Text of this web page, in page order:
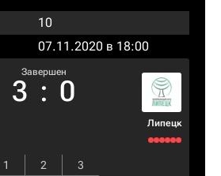
10
07.11.2020 в 18:00
Завершен
3 : 0
Липецк
1 2
3